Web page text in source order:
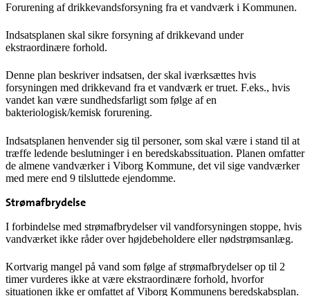
Forurening af drikkevandsforsyning fra et vandværk i Kommunen.
Indsatsplanen skal sikre forsyning af drikkevand under
ekstraordinære forhold.
Denne plan beskriver indsatsen, der skal iværksættes hvis
forsyningen med drikkevand fra et vandværk er truet. F.eks., hvis
vandet kan være sundhedsfarligt som følge af en
bakteriologisk/kemisk forurening.
Indsatsplanen henvender sig til personer, som skal være i stand til at
træffe ledende beslutninger i en beredskabssituation. Planen omfatter
de almene vandværker i Viborg Kommune, det vil sige vandværker
med mere end 9 tilsluttede ejendomme.
Strømafbrydelse
I forbindelse med strømafbrydelser vil vandforsyningen stoppe, hvis
vandværket ikke råder over højdebeholdere eller nødstrømsanlæg.
Kortvarig mangel på vand som følge af strømafbrydelser op til 2
timer vurderes ikke at være ekstraordinære forhold, hvorfor
situationen ikke er omfattet af Viborg Kommunens beredskabsplan.